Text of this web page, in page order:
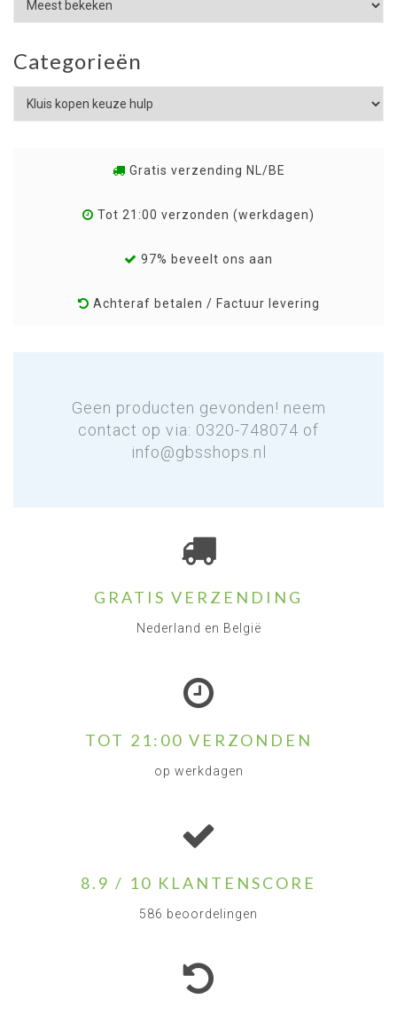
Categorieën
Gratis verzending NL/BE
Tot 21:00 verzonden (werkdagen)
97% beveelt ons aan
Achteraf betalen / Factuur levering
Geen producten gevonden! neem
contact op via: 0320-748074 of
info@gbsshops.nl
GRATIS VERZENDING
Nederland en België
TOT 21:00 VERZONDEN
op werkdagen
8.9 / 10 KLANTENSCORE
586 beoordelingen